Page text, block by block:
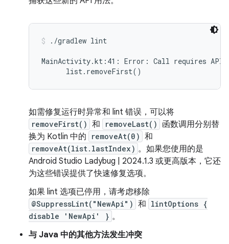
./gradlew lint
MainActivity.kt:41: Error: Call requires
如需修复运行时异常和 lint 错误，可以将
removeFirst() 和 removeLast()
函数调用分别替
换为 Kotlin 中的
removeAt(0) 和
removeAt(list.lastIndex) 。如果您使用的是
Android Studio Ladybug | 2024.1.3 或更高版本，它还
为这些错误提供了快速修复选项。
如果 lint 选项已停用，请考虑移除
@SuppressLint("NewApi") 和 lintOptions {
disable 'NewApi' } 。
与 Java 中的其他方法发生冲突